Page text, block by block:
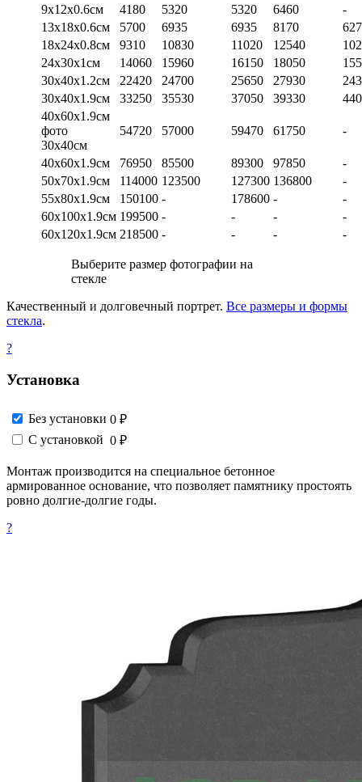
9х12х0.6см
4180 5320 5320 6460
-
13х18х0.6см
5700 6935 6935 8170
18х24х0.8см
9310 10830 11020 12540
24х30х1см
14060 15960 16150 18050
30х40х1.2см
22420 24700 25650 27930
30х40х1.9см
33250 35530 37050 39330
40х60х1.9см
фото
30х40см
54720 57000 59470 61750 -
40х60х1.9см 76950 85500 89300 97850
-
50х70х1.9см
114000 123500 127300 136800
-
55х80х1.9см
150100 - 178600 -
-
60х100х1.9см 199500 - - -
-
60х120х1.9см 218500 - - - -
Выберите размер фотографии на
стекле
Качественный и долговечный портрет. Все размеры и формы
стекла.
?
Установка
Без установки 0 ₽
С установкой 0 ₽
Монтаж производится на специальное бетонное
армированное основание, что позволяет памятнику простоять
ровно долгие-долгие годы.
?